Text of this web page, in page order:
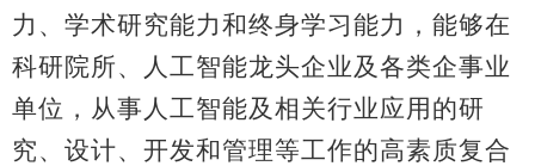
力、学术研究能力和终身学习能力，能够在
科研院所、人工智能龙头企业及各类企事业
单位，从事人工智能及相关行业应用的研
究、设计、开发和管理等工作的高素质复合